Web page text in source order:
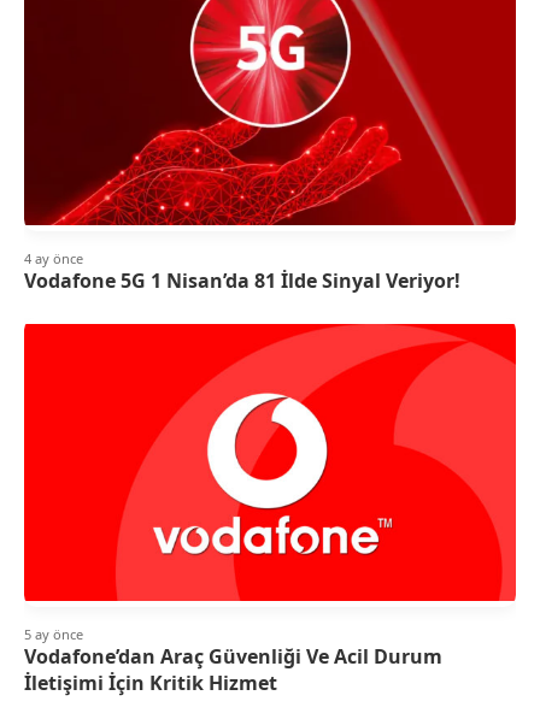
4 ay önce
Vodafone 5G 1 Nisan’da 81 İlde Sinyal Veriyor!
5 ay önce
Vodafone’dan Araç Güvenliği Ve Acil Durum
İletişimi İçin Kritik Hizmet